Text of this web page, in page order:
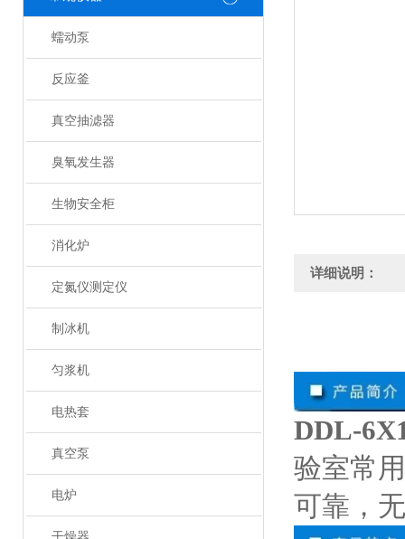
蠕动泵
反应釜
真空抽滤器
臭氧发生器
生物安全柜
消化炉
定氮仪测定仪
制冰机
匀浆机
电热套
真空泵
电炉
详细说明：
DDL-
验室常
可靠，